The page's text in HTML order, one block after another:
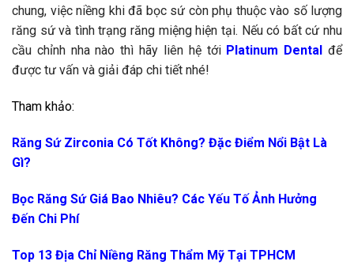
chung, việc niềng khi đã bọc sứ còn phụ thuộc vào số lượng
răng sứ và tình trạng răng miệng hiện tại. Nếu có bất cứ nhu
cầu chỉnh nha nào thì hãy liên hệ tới Platinum Dental để
được tư vấn và giải đáp chi tiết nhé!
Tham khảo:
Răng Sứ Zirconia Có Tốt Không? Đặc Điểm Nổi Bật Là
Gì?
Bọc Răng Sứ Giá Bao Nhiêu? Các Yếu Tố Ảnh Hưởng
Đến Chi Phí
Top 13 Địa Chỉ Niềng Răng Thẩm Mỹ Tại TPHCM